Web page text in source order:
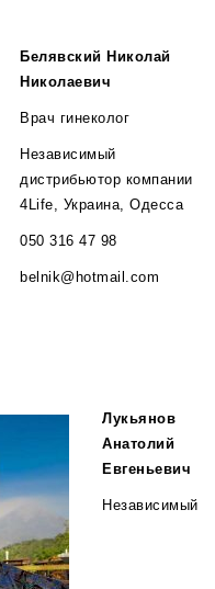
Белявский Николай
Николаевич
Врач гинеколог
Независимый
дистрибьютор компании
4Life, Украина, Одесса
050 316 47 98
belnik@hotmail.com
Лукьянов
Анатолий
Евгеньевич
Независимый